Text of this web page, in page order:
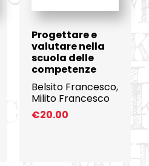
Progettare e
valutare nella
scuola delle
competenze
Belsito Francesco,
Milito Francesco
€20.00